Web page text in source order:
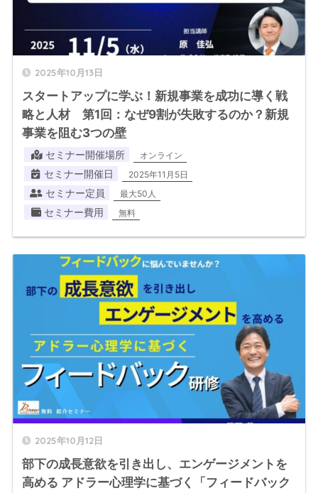
2025年10月13日
スタートアップに学ぶ！新規事業を成功に導く戦
略と人材 第1回：なぜ9割が失敗するのか？新規
事業を阻む3つの壁
セミナー開催場所 オンライン
セミナー開催日 2025年11月5日
セミナー定員 最大50人
セミナー費用 無料
2025年10月12日
部下の成長意欲を引き出し、エンゲージメントを
高める アドラー心理学に基づく「フィードバック